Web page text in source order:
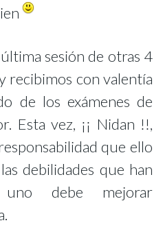
sesión de otras 4
recibimos con valentía
de los exámenes de
Esta vez, ¡¡ Nidan !!,
que ello
debilidades que han
debe mejorar